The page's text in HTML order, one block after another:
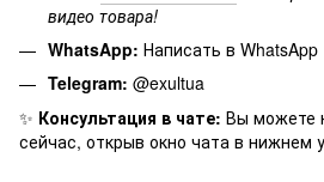
видео товара!
WhatsApp: Написать в WhatsApp
Telegram: @exultua
✨ Консультация в чате: Вы можете
сейчас, открыв окно чата в нижнем